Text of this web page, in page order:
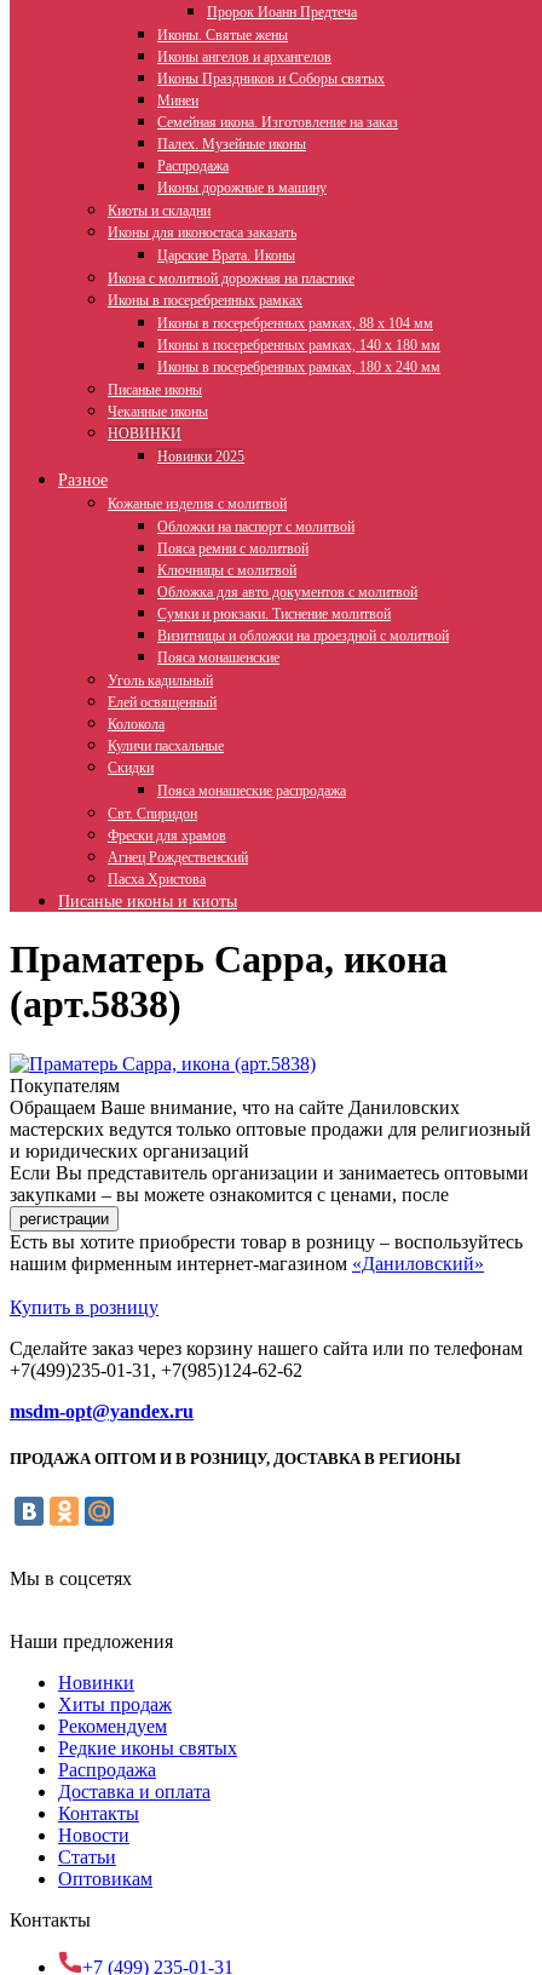
Пророк Иоанн Предтеча
Иконы. Святые жены
Иконы ангелов и архангелов
Иконы Праздников и Соборы святых
Минеи
Семейная икона. Изготовление на заказ
Палех. Музейные иконы
Распродажа
Иконы дорожные в машину
Киоты и складни
Иконы для иконостаса заказать
Царские Врата. Иконы
Икона с молитвой дорожная на пластике
Иконы в посеребренных рамках
Иконы в посеребренных рамках, 88 х 104 мм
Иконы в посеребренных рамках, 140 х 180 мм
Иконы в посеребренных рамках, 180 х 240 мм
Писаные иконы
Чеканные иконы
НОВИНКИ
Новинки 2025
Разное
Кожаные изделия с молитвой
Обложки на паспорт с молитвой
Пояса ремни с молитвой
Ключницы с молитвой
Обложка для авто документов с молитвой
Сумки и рюкзаки. Тиснение молитвой
Визитницы и обложки на проездной с молитвой
Пояса монашенские
Уголь кадильный
Елей освященный
Колокола
Куличи пасхальные
Скидки
Пояса монашеские распродажа
Свт. Спиридон
Фрески для храмов
Агнец Рождественский
Пасха Христова
Писаные иконы и киоты
Праматерь Сарра, икона
(арт.5838)
Покупателям
Обращаем Ваше внимание, что на сайте Даниловских
мастерских ведутся только оптовые продажи для религиозный
и юридических организаций
Если Вы представитель организации и занимаетесь оптовыми
закупками – вы можете ознакомится с ценами, после
Есть вы хотите приобрести товар в розницу – воспользуйтесь
нашим фирменным интернет-магазином «Даниловский»
Купить в розницу
Сделайте заказ через корзину нашего сайта или по телефонам
+7(499)235-01-31, +7(985)124-62-62
msdm-opt@yandex.ru
ПРОДАЖА ОПТОМ И В РОЗНИЦУ, ДОСТАВКА В РЕГИОНЫ
Мы в соцсетях
Наши предложения
Новинки
Хиты продаж
Рекомендуем
Редкие иконы святых
Распродажа
Доставка и оплата
Контакты
Новости
Статьи
Оптовикам
Контакты
+7 (499) 235-01-31